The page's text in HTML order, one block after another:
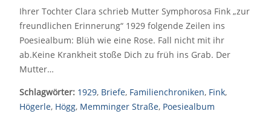
Ihrer Tochter Clara schrieb Mutter Symphorosa Fink „zur
freundlichen Erinnerung“ 1929 folgende Zeilen ins
Poesiealbum: Blüh wie eine Rose. Fall nicht mit ihr
ab.Keine Krankheit stoße Dich zu früh ins Grab. Der
Mutter…
Schlagwörter: 1929, Briefe, Familienchroniken, Fink,
Högerle, Högg, Memminger Straße, Poesiealbum